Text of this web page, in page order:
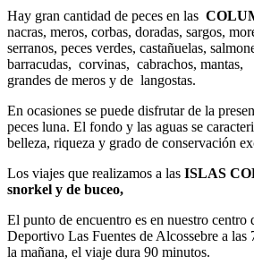
Hay gran cantidad de peces en las
nacras, meros, corbas, doradas, sargos,
serranos, peces verdes, castañuelas,
barracudas, corvinas, cabrachos, mantas,
grandes de meros y de langostas.
En ocasiones se puede disfrutar de la
peces luna. El fondo y las aguas se
belleza, riqueza y grado de conservación
Los viajes que realizamos a las ISLAS
snorkel y de buceo,
El punto de encuentro es en nuestro centro
Deportivo Las Fuentes de Alcossebre a las
la mañana, el viaje dura 90 minutos.